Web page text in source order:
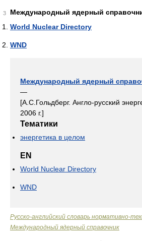
3
Международный ядерный
World Nuclear Directory
WND
Международный ядерный
—
[А.С.Гольдберг. Англо-русский
2006 г.]
Тематики
энергетика в целом
EN
World Nuclear Directory
WND
Русско-английский словарь нормативно-
Международный ядерный справочник